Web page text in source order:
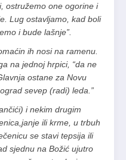
ostružemo one ogorine i
Lug ostavljamo, kad boli
i bude lašnje”.
ih nosi na ramenu.
na jednoj hrpici, “da ne
ostane za Novu
sevep (radi) leda.”
i nekim drugim
ili krme, u trbuh
se stavi tepsija ili
sjednu na Božić ujutro